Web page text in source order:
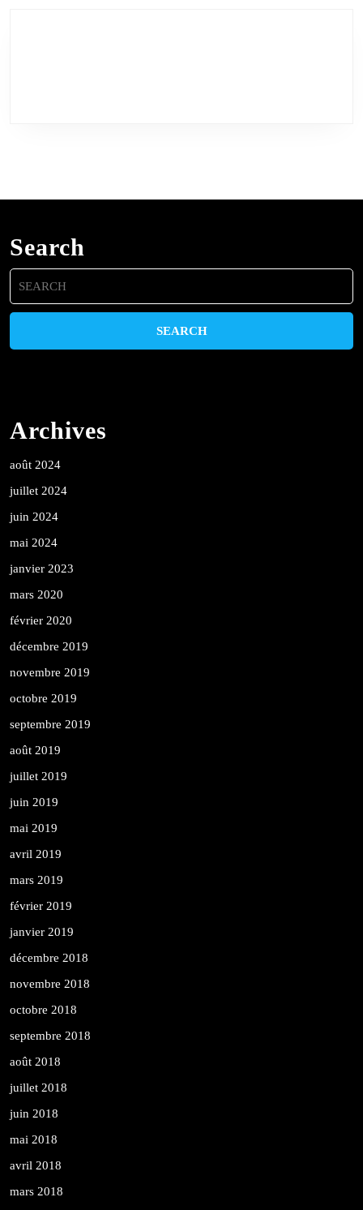
Search
Search
for:
Archives
août 2024
juillet 2024
juin 2024
mai 2024
janvier 2023
mars 2020
février 2020
décembre 2019
novembre 2019
octobre 2019
septembre 2019
août 2019
juillet 2019
juin 2019
mai 2019
avril 2019
mars 2019
février 2019
janvier 2019
décembre 2018
novembre 2018
octobre 2018
septembre 2018
août 2018
juillet 2018
juin 2018
mai 2018
avril 2018
mars 2018